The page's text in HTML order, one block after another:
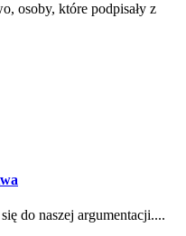
osoby, które podpisały z
do naszej argumentacji....